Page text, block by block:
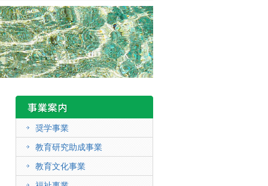
奨学事業
教育研究助成事業
教育文化事業